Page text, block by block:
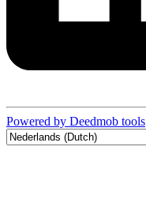
Powered by Deedmob tools